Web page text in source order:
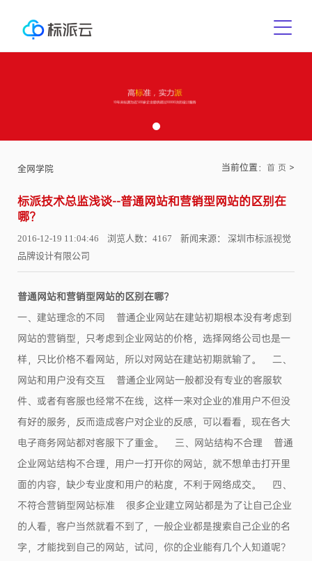
全网学院 当前位置： 首 页 >
标派技术总监浅谈--普通网站和营销型网站的区别在
哪?
2016-12-19 11:04:46 浏览人数：4167 新闻来源： 深圳市标派视觉
品牌设计有限公司
普通网站和营销型网站的区别在哪?
一、建站理念的不同 普通企业网站在建站初期根本没有考虑到
网站的营销型，只考虑到企业网站的价格，选择网络公司也是一
样，只比价格不看网站，所以对网站在建站初期就输了。 二、
网站和用户没有交互 普通企业网站一般都没有专业的客服软
件、或者有客服也经常不在线，这样一来对企业的准用户不但没
有好的服务，反而造成客户对企业的反感，可以看看，现在各大
电子商务网站都对客服下了重金。 三、网站结构不合理 普通
企业网站结构不合理，用户一打开你的网站，就不想单击打开里
面的内容，缺少专业度和用户的粘度，不利于网络成交。 四、
不符合营销型网站标准 很多企业建立网站都是为了让自己企业
的人看，客户当然就看不到了，一般企业都是搜索自己企业的名
字，才能找到自己的网站，试问，你的企业能有几个人知道呢?